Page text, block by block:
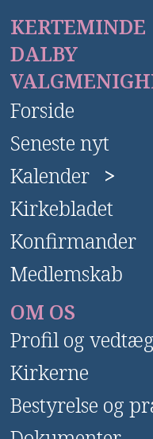
KERTEMINDE
DALBY
Forside
Seneste nyt
Kalender >
Kirkebladet
Konfirmander
Medlemskab
OM OS
Profil og
Kirkerne
Bestyrelse og